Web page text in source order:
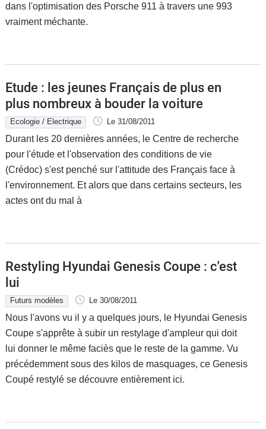
dans l'optimisation des Porsche 911 à travers une 993
vraiment méchante.
Etude : les jeunes Français de plus en
plus nombreux à bouder la voiture
Ecologie / Electrique Le 31/08/2011
Durant les 20 dernières années, le Centre de recherche
pour l'étude et l'observation des conditions de vie
(Crédoc) s'est penché sur l'attitude des Français face à
l'environnement. Et alors que dans certains secteurs, les
actes ont du mal à
Restyling Hyundai Genesis Coupe : c'est
lui
Futurs modèles Le 30/08/2011
Nous l'avons vu il y a quelques jours, le Hyundai Genesis
Coupe s'apprête à subir un restylage d'ampleur qui doit
lui donner le même faciès que le reste de la gamme. Vu
précédemment sous des kilos de masquages, ce Genesis
Coupé restylé se découvre entièrement ici.